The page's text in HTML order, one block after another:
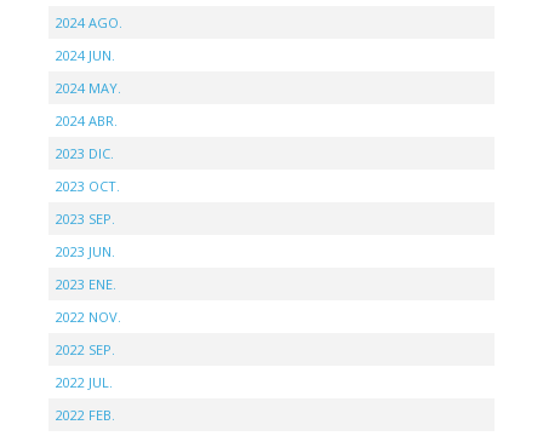
2024 AGO.
2024 JUN.
2024 MAY.
2024 ABR.
2023 DIC.
2023 OCT.
2023 SEP.
2023 JUN.
2023 ENE.
2022 NOV.
2022 SEP.
2022 JUL.
2022 FEB.